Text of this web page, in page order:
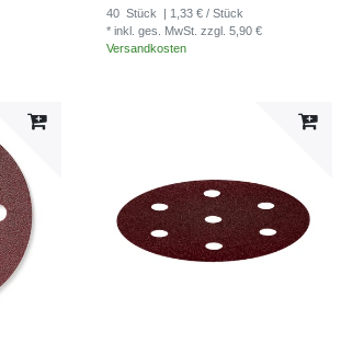
40 Stück
| 1,33 € / Stück
* inkl. ges. MwSt.zzgl. 5,90 €
Versandkosten